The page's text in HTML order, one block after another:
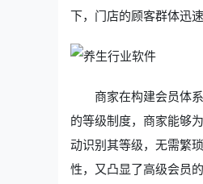
下，门店的顾客群体迅
商家在构建会员体
的等级制度，商家能够
动识别其等级，无需繁
性，又凸显了高级会员